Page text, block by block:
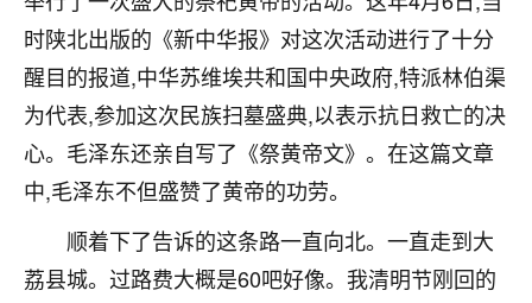
时陕北出版的《新中华报》对这次活动进行了十分
醒目的报道,中华苏维埃共和国中央政府,特派林伯渠
为代表,参加这次民族扫墓盛典,以表示抗日救亡的决
心。毛泽东还亲自写了《祭黄帝文》。在这篇文章
中,毛泽东不但盛赞了黄帝的功劳。
顺着下了告诉的这条路一直向北。一直走到大
荔县城。过路费大概是60吧好像。我清明节刚回的
鹿森：恭喜升职加薪！！，请客吗？�
12小时前 来自北京
心心相印
我身体不太好，总是病病殃殃的，去检查又没什么大
题，后来无意中看到有人推荐慧来老师，跟老师聊过
之后，心情豁然开朗，也听老师建议，处理了一些因